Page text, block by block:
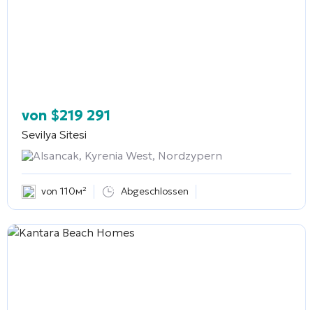
von $219 291
Sevilya Sitesi
Alsancak, Kyrenia West, Nordzypern
von 110м² Abgeschlossen